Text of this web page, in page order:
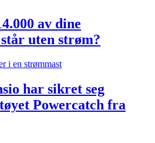
av dine
uten strøm?
har sikret seg
Powercatch fra